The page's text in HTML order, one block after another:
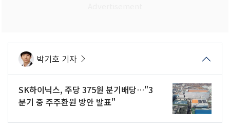
박기호 기자
SK하이닉스, 주당 375원 분기배당…"3
분기 중 주주환원 방안 발표"